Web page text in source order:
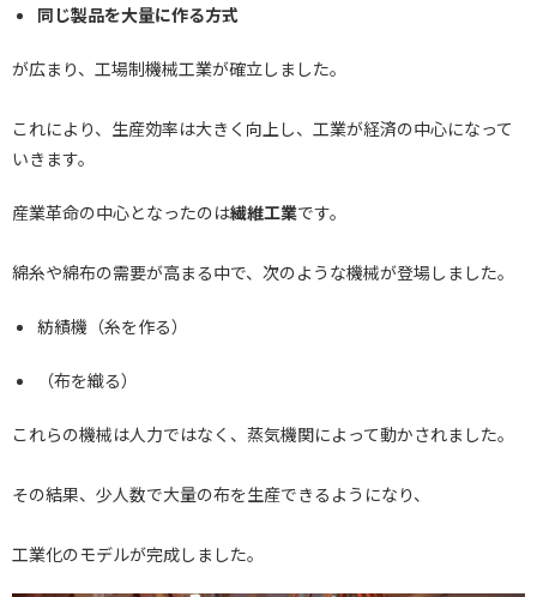
同じ製品を大量に作る方式
が広まり、工場制機械工業が確立しました。
これにより、生産効率は大きく向上し、工業が経済の中心になって
いきます。
産業革命の中心となったのは繊維工業です。
綿糸や綿布の需要が高まる中で、次のような機械が登場しました。
紡績機（糸を作る）
（布を織る）
これらの機械は人力ではなく、蒸気機関によって動かされました。
その結果、少人数で大量の布を生産できるようになり、
工業化のモデルが完成しました。